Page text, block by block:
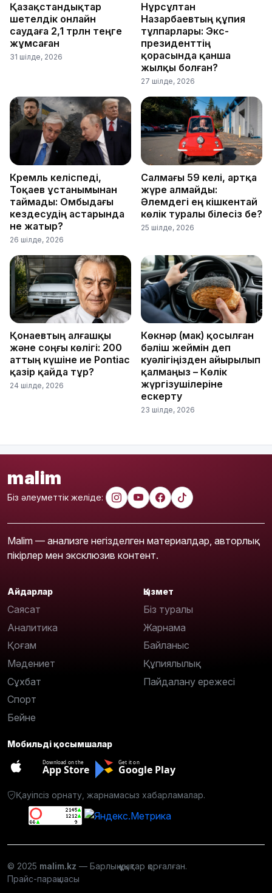
Қазақстандықтар
шетелдік онлайн
саудаға 2,1 трлн теңге
жұмсаған
31 шілде, 2026
Нұрсұлтан
Назарбаевтың құпия
тұлпарлары: Экс-
президенттің
қорасында қанша
жылқы болған?
27 шілде, 2026
Кремль келіспеді,
Тоқаев ұстанымынан
таймады: Омбыдағы
кездесудің астарында
не жатыр?
26 шілде, 2026
Салмағы 59 келі, артқа
жүре алмайды:
Әлемдегі ең кішкентай
көлік туралы білесіз бе?
25 шілде, 2026
Қонаевтың алғашқы
және соңғы көлігі: 200
аттың күшіне ие Pontiac
қазір қайда тұр?
24 шілде, 2026
Көкнәр (мак) қосылған
бәліш жеймін деп
куәлігіңізден айырылып
қалмаңыз – Көлік
жүргізушілеріне
ескерту
23 шілде, 2026
malim
Біз әлеуметтік желіде:
Malim — анализге негізделген материалдар, авторлық
пікірлер мен эксклюзив контент.
Айдарлар
Саясат
Аналитика
Қоғам
Мәдениет
Сұхбат
Спорт
Бейне
Қызмет
Біз туралы
Жарнама
Байланыс
Құпиялылық
Пайдалану ережесі
Мобильді қосымшалар
Download on the
App Store
Get it on
Google Play
Қауіпсіз орнату, жарнамасыз хабарламалар.
© 2025 malim.kz — Барлық құқықтар қорғалған.
Прайс-парақшасы